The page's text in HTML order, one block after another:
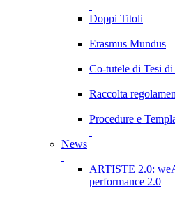
Doppi Titoli
Erasmus Mundus
Co-tutele di Tesi
Raccolta
Procedure e
News
ARTISTE 2.0:
performance 2.0